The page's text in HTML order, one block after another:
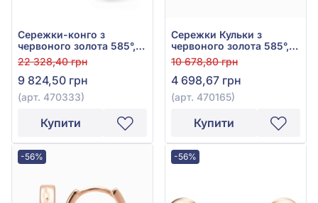
Сережки-конго з
червоного золота 585°,
арт. 470333
22 328,40 грн
9 824,50 грн
(арт. 470333)
Купити
Сережки Кульки з
червоного золота 585°,
арт. 470165
10 678,80 грн
4 698,67 грн
(арт. 470165)
Купити
-56% -56%